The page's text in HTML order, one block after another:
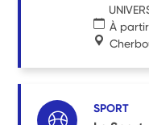
À
SPORT